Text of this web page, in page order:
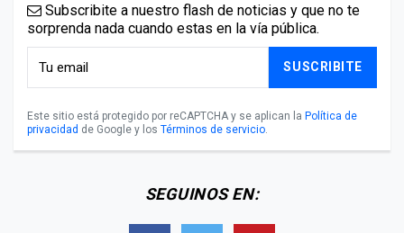
Subscribite a nuestro flash de noticias y que no te
sorprenda nada cuando estas en la vía pública.
SUSCRIBITE
Este sitio está protegido por reCAPTCHA y se aplican la Política de
privacidad de Google y los Términos de servicio.
SEGUINOS EN: